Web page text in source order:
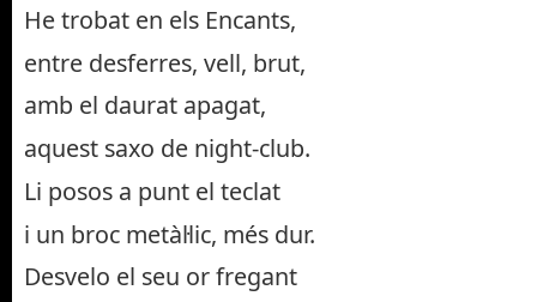
He trobat en els Encants,
entre desferres, vell, brut,
amb el daurat apagat,
aquest saxo de night-club.
Li posos a punt el teclat
i un broc metàl·lic, més dur.
Desvelo el seu or fregant